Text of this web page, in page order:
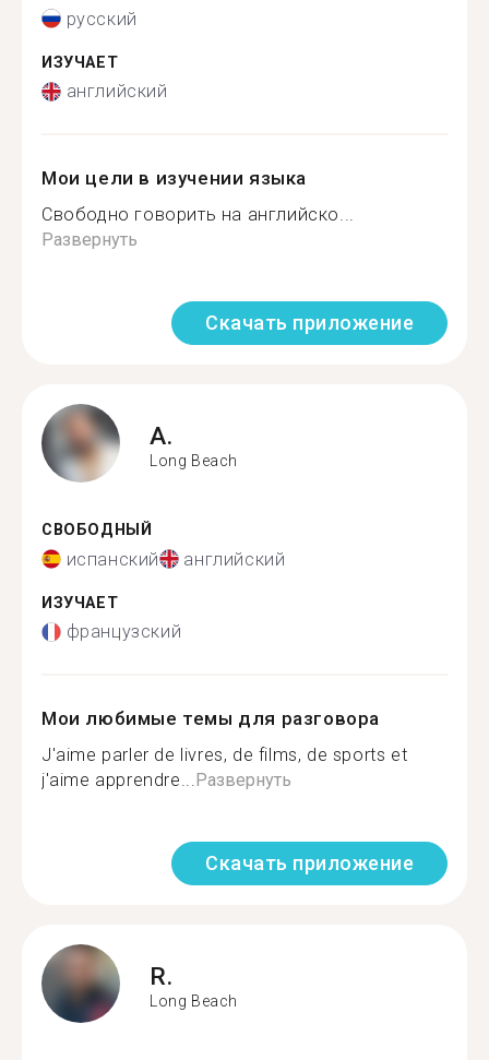
русский
ИЗУЧАЕТ
английский
Мои цели в изучении языка
Свободно говорить на английско...
Развернуть
Скачать приложение
A.
Long Beach
СВОБОДНЫЙ
испанский английский
ИЗУЧАЕТ
французский
Мои любимые темы для разговора
J'aime parler de livres, de films, de sports et
j'aime apprendre...Развернуть
Скачать приложение
R.
Long Beach